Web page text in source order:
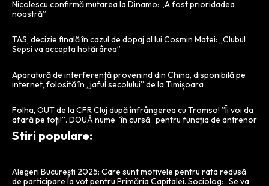
Nicolescu confirmă mutarea la Dinamo: „A fost prioridadea
noastră”
TAS, decizie finală în cazul de dopaj al lui Cosmin Matei: „Clubul
Sepsi va accepta hotărârea”
Aparatură de interferență provenind din China, disponibilă pe
internet, folosită în „jaful secolului” de la Timișoara
Folha, OUT de la CFR Cluj după înfrângerea cu Tromso! ”Îi voi da
afară pe toți!”. DOUĂ nume ”în cursă” pentru funcția de antrenor
Stiri populare:
Alegeri București 2025: Care sunt motivele pentru rata redusă
de participare la vot pentru Primăria Capitalei. Sociolog: „Se va